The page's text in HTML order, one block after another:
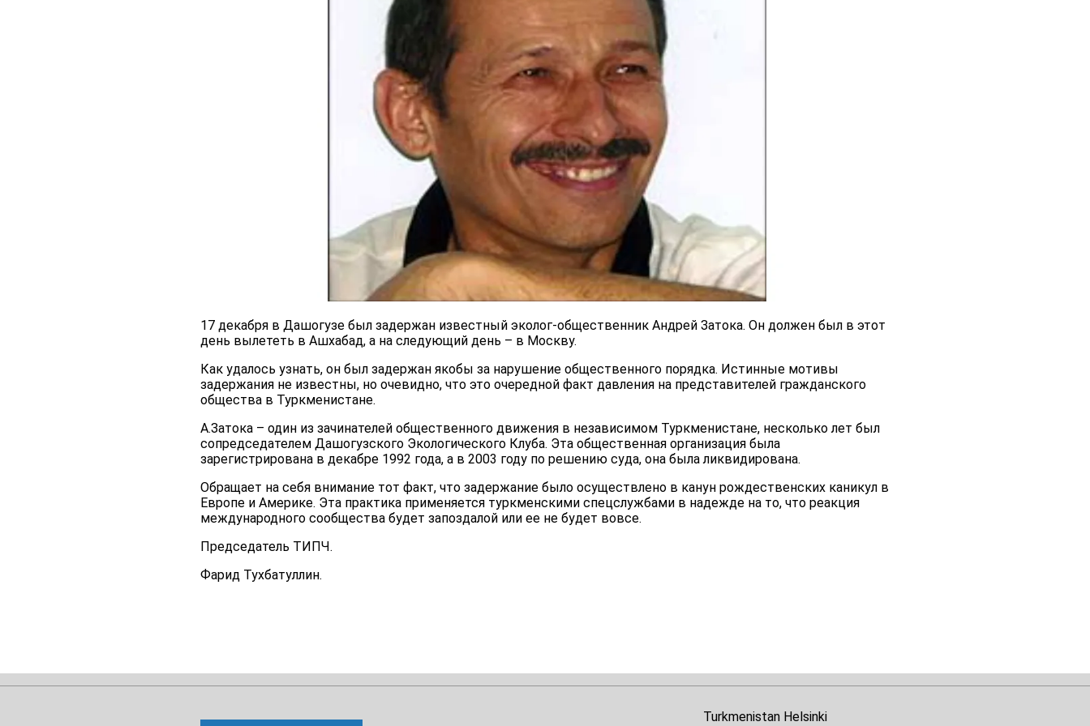
17 декабря в Дашогузе был задержан известный эколог-общественник Андрей Затока. Он должен был в этот
день вылететь в Ашхабад, а на следующий день – в Москву.
Как удалось узнать, он был задержан якобы за нарушение общественного порядка. Истинные мотивы
задержания не известны, но очевидно, что это очередной факт давления на представителей гражданского
общества в Туркменистане.
А.Затока – один из зачинателей общественного движения в независимом Туркменистане, несколько лет был
сопредседателем Дашогузского Экологического Клуба. Эта общественная организация была
зарегистрирована в декабре 1992 года, а в 2003 году по решению суда, она была ликвидирована.
Обращает на себя внимание тот факт, что задержание было осуществлено в канун рождественских каникул в
Европе и Америке. Эта практика применяется туркменскими спецслужбами в надежде на то, что реакция
международного сообщества будет запоздалой или ее не будет вовсе.
Председатель ТИПЧ.
Фарид Тухбатуллин.
Turkmenistan Helsinki